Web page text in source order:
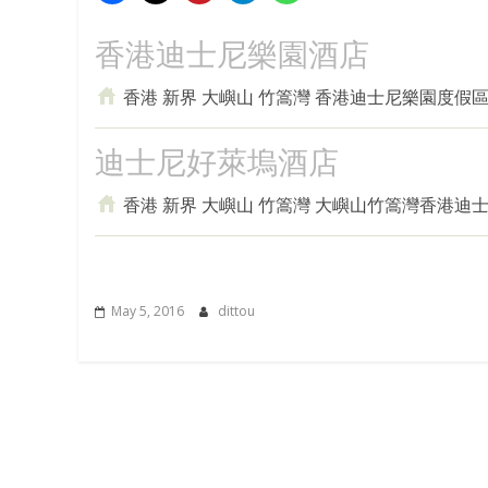
香港迪士尼樂園酒店
香港 新界 大嶼山 竹篙灣 香港迪士尼樂園度假區
迪士尼好萊塢酒店
香港 新界 大嶼山 竹篙灣 大嶼山竹篙灣香港迪
May 5, 2016 dittou